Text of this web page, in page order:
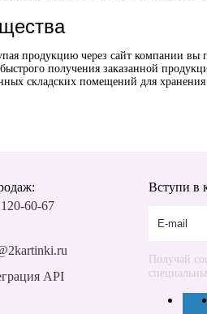
через сайт компании вы
получения заказанной
складских помещений для
60-67
API
Вступи в
Получай